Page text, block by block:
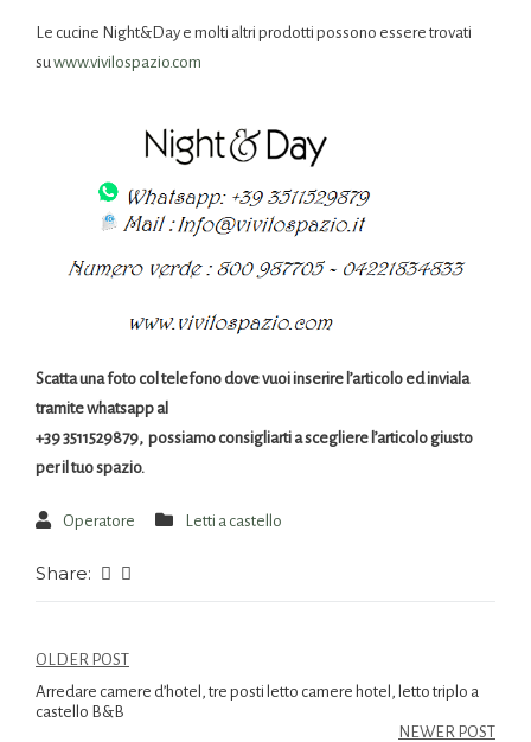
Le cucine Night&Day e molti altri prodotti possono essere trovati
suwww.vivilospazio.com
Scatta una foto col telefono dove vuoi inserire l’articolo ed inviala
tramite whatsapp al
+39 3511529879, possiamo consigliarti a scegliere l’articolo giusto
per il tuo spazio.
Operatore Letti a castello
Share:
OLDER POST
Arredare camere d’hotel, tre posti letto camere hotel, letto triplo a
castello B&B
NEWER POST